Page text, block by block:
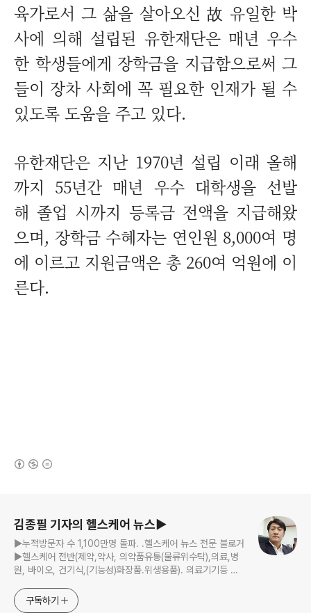
육가로서 그 삶을 살아오신 故 유일한 박
사에 의해 설립된 유한재단은 매년 우수
한 학생들에게 장학금을 지급함으로써 그
들이 장차 사회에 꼭 필요한 인재가 될 수
있도록 도움을 주고 있다.
유한재단은 지난 1970년 설립 이래 올해
까지 55년간 매년 우수 대학생을 선발
해 졸업 시까지 등록금 전액을 지급해왔
으며, 장학금 수혜자는 연인원 8,000여 명
에 이르고 지원금액은 총 260여 억원에 이
른다.
김종필 기자의 헬스케어 뉴스▶
▶누적방문자 수 1,100만명 돌파. .헬스케어 뉴스 전문 블로거
▶헬스케어 전반(제약,약사, 의약품유통(물류위수탁),의료,병
원, 바이오, 건기식,(기능성)화장품.위생용품). 의료기기등 ☞
jp11222@naver.com
구독하기